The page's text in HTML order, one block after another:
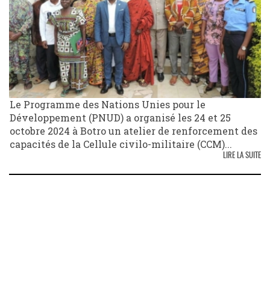
Le Programme des Nations Unies pour le
Développement (PNUD) a organisé les 24 et 25
octobre 2024 à Botro un atelier de renforcement des
capacités de la Cellule civilo-militaire (CCM)...
LIRE LA SUITE